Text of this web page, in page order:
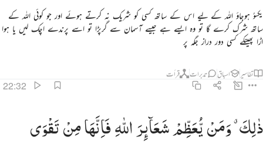
یکسوُ ہوجاؤ اللہ کے لیے اس کے ساتھ کسی کو شریک نہ کرتے ہوئے اور جو کوئی اللہ کے
ساتھ شرک کرے گا تو وہ ایسے ہے جیسے آسمان سے گرپڑا تو اسے پرندے اچک لیں یا ہوا
اڑا پھینکے کسی دور دراز جگہ پر
تفاسیر اسباق تدبرات قرأت
22:32
ذالك ومن يعظم شعاير الله فانها من تقوى القلوب ٣٢
ذَٰلِكَ وَمَن يُعَظِّمْ شَعَـٰٓئِرَ ٱللَّهِ فَإِنَّهَا مِن تَقْوَى ٱلْقُلُوبِ ٣٢
ذٰلِكَ ۗ وَمَنْیُّعَظِّمْشَعَآىِٕرَاللّٰهِفَاِنَّهَامِنْتَقْوَی